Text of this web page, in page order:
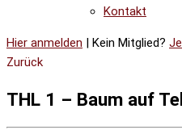
Kontakt
Hier anmelden | Kein Mitglied?
Zurück
THL 1 – Baum auf